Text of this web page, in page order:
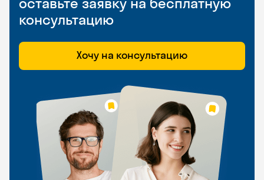
консультацию
Хочу на консультацию